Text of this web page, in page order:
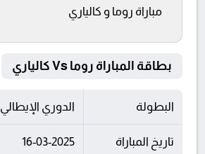
مباراة روما و كالياري
بطاقة المباراة روما Vs كالياري
البطولة الدوري الإيطالي
تاريخ المباراة 16-03-2025